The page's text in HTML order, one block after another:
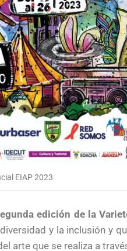
EIAP 2023
edición de la
y la inclusión y
arte que se realiza a